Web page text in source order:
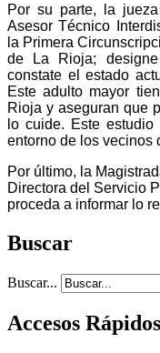
Por su parte, la
Asesor Técnico
la Primera
de La Rioja;
constate el estado
Este adulto mayor
Rioja y aseguran que
lo cuide. Este
entorno de los vecinos
Por último, la
Directora del Servicio
proceda a informar lo
Buscar
Buscar...
Accesos Rápidos